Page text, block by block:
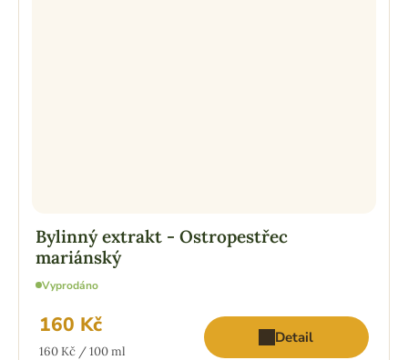
Bylinný extrakt - Ostropestřec
mariánský
Vyprodáno
160 Kč
Měrná
160 Kč / 100 ml
Detail